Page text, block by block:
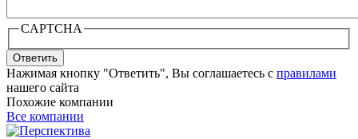
CAPTCHA
Ответить
Нажимая кнопку "Ответить", Вы соглашаетесь с правилами
нашего сайта
Похожие компании
Все компании